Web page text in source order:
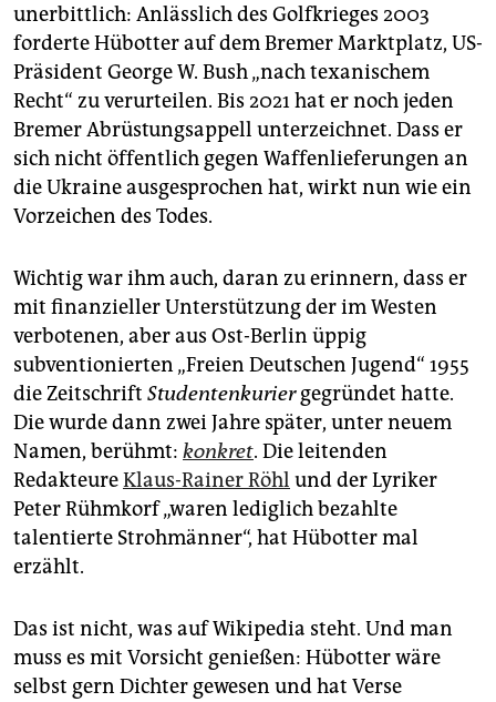
unerbittlich: Anlässlich des Golfkrieges 2003
forderte Hübotter auf dem Bremer Marktplatz, US-
Präsident George W. Bush „nach texanischem
Recht“ zu verurteilen. Bis 2021 hat er noch jeden
Bremer Abrüstungsappell unterzeichnet. Dass er
sich nicht öffentlich gegen Waffenlieferungen an
die Ukraine ausgesprochen hat, wirkt nun wie ein
Vorzeichen des Todes.
Wichtig war ihm auch, daran zu erinnern, dass er
mit finanzieller Unterstützung der im Westen
verbotenen, aber aus Ost-Berlin üppig
subventionierten „Freien Deutschen Jugend“ 1955
die Zeitschrift Studentenkuriergegründet hatte.
Die wurde dann zwei Jahre später, unter neuem
Namen, berühmt: konkret. Die leitenden
RedakteureKlaus-Rainer Röhl und der Lyriker
Peter Rühmkorf „waren lediglich bezahlte
talentierte Strohmänner“, hat Hübotter mal
erzählt.
Das ist nicht, was auf Wikipedia steht. Und man
muss es mit Vorsicht genießen: Hübotter wäre
selbst gern Dichter gewesen und hat Verse